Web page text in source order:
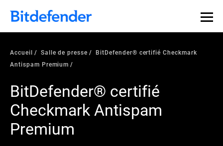
Accueil Salle de presse
BitDefender® certifié Checkmark
Antispam Premium
BitDefender® certifié
Checkmark Antispam
Premium